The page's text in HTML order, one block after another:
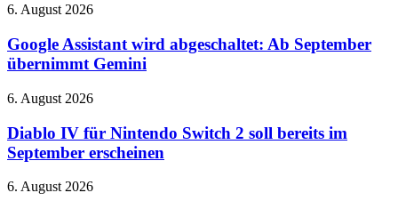
Lern-
Google
wird
abgeschaltet:
Ab
übernimmt
6. August 2026
Google Assistant wird abgeschaltet: Ab September
übernimmt Gemini
Diablo
für
Nintendo
Switch
soll
6. August 2026
Diablo IV für Nintendo Switch 2 soll bereits im
September erscheinen
Neue
6. August 2026